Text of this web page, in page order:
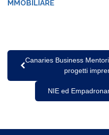
MMOBILIARE
Canaries Business
progetti
NIE ed